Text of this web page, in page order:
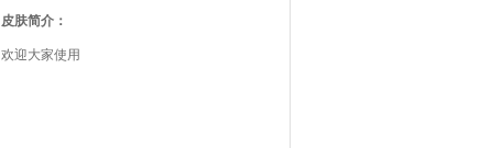
皮肤简介：
欢迎大家使用